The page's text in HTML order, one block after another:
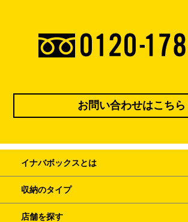
お問い合わせはこちら
イナバボックスとは
収納のタイプ
店舗を探す